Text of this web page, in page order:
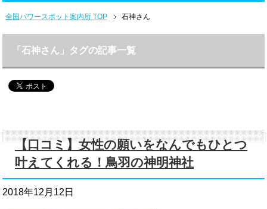
全国パワースポット案内所 TOP 石神さん
「石神さん」タグの記事一覧
【口コミ】女性の願いをなんでもひとつ
叶えてくれる！鳥羽の神明神社
2018年12月12日